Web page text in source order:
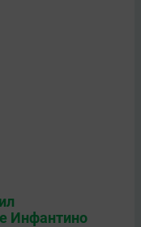
Инфантино